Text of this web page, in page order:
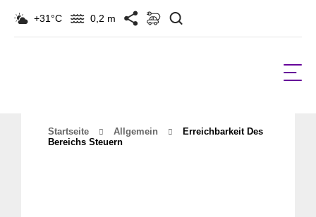
+31°C 0,2 m
Startseite Allgemein
Erreichbarkeit Des
Bereichs Steuern